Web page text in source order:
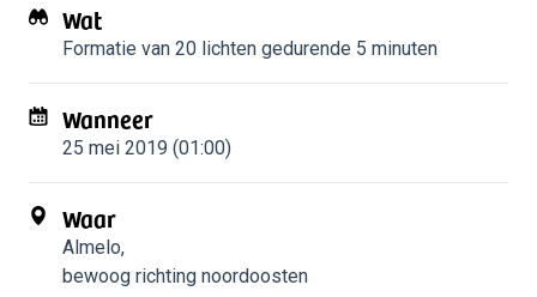
Wat
Formatie van 20 lichten gedurende 5 minuten
Wanneer
25 mei 2019 (01:00)
Waar
Almelo,
bewoog richting noordoosten